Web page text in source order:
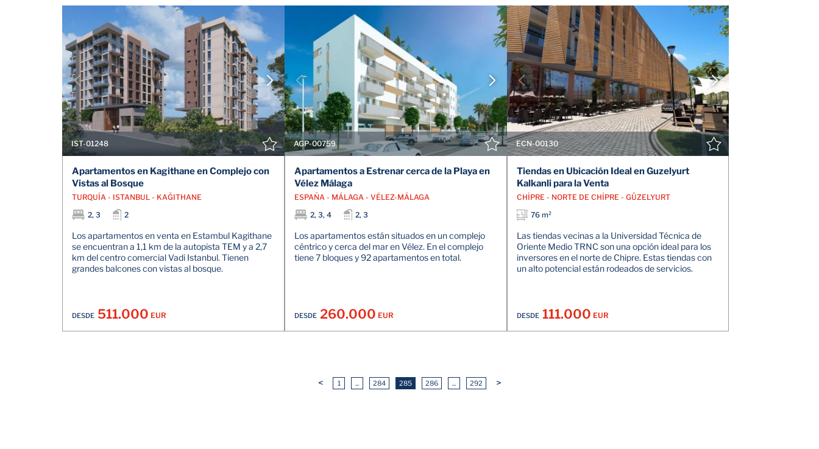
VER DETALLES
CONTACTE CON EL AGENTE
IST-01248
Apartamentos en Kagithane en Complejo con
Vistas al Bosque
TURQUÍA - ISTANBUL - KAĞITHANE
2, 3
2
Los apartamentos en venta en Estambul Kagithane
se encuentran a 1,1 km de la autopista TEM y a 2,7
km del centro comercial Vadi Istanbul. Tienen
grandes balcones con vistas al bosque.
DESDE 511.000 EUR
VER DETALLES
CONTACTE CON EL AGENTE
AGP-00759
Apartamentos a Estrenar cerca de la Playa en
Vélez Málaga
ESPAÑA - MÁLAGA - VÉLEZ-MÁLAGA
2, 3, 4
2, 3
Los apartamentos están situados en un complejo
céntrico y cerca del mar en Vélez. En el complejo
tiene 7 bloques y 92 apartamentos en total.
DESDE 260.000 EUR
ECN-00130
Tiendas en Ubicación Ideal en Guzelyurt
Kalkanli para la Venta
CHİPRE - NORTE DE CHİPRE - GÜZELYURT
76 m²
Las tiendas vecinas a la Universidad Técnica de
Oriente Medio TRNC son una opción ideal para los
inversores en el norte de Chipre. Estas tiendas con
un alto potencial están rodeados de servicios.
DESDE 111.000 EUR
< 1 ... 284 285 286 ... 292 >